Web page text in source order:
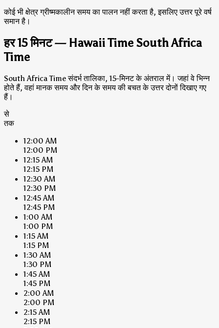
कोई भी क्षेत्र ग्रीष्मकालीन समय का पालन नहीं करता है, इसलिए उत्तर पूरे वर्ष
समान है।
हर 15 मिनट — Hawaii Time South Africa
Time
South Africa Time संदर्भ तालिका, 15-मिनट के अंतराल में। जहां वे भिन्न
होते हैं, वहां मानक समय और दिन के समय की बचत के उत्तर दोनों दिखाए गए
हैं।
से
तक
12:00 AM
12:00 PM
12:15 AM
12:15 PM
12:30 AM
12:30 PM
12:45 AM
12:45 PM
1:00 AM
1:00 PM
1:15 AM
1:15 PM
1:30 AM
1:30 PM
1:45 AM
1:45 PM
2:00 AM
2:00 PM
2:15 AM
2:15 PM